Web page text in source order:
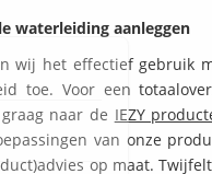
waterleiding aanleggen
wij het effectief gebruik
toe. Voor een
naar de IEZY
van onze
op maat.